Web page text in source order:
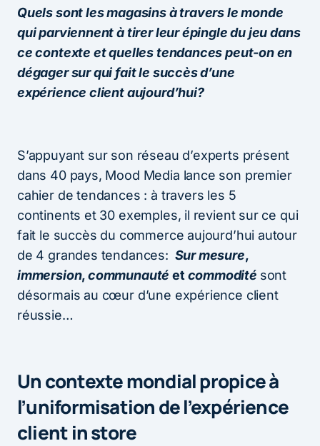
Quels sont les magasins à travers le monde
qui parviennent à tirer leur épingle du jeu dans
ce contexte et quelles tendances peut-on en
dégager sur qui fait le succès d’une
expérience client aujourd’hui?
S’appuyant sur son réseau d’experts présent
dans 40 pays, Mood Media lance son premier
cahier de tendances : à travers les 5
continents et 30 exemples, il revient sur ce qui
fait le succès du commerce aujourd’hui autour
de 4 grandes tendances: Sur mesure,
immersion,communauté et commodité sont
désormais au cœur d’une expérience client
réussie…
Un contexte mondial propice à
l’uniformisation de l’expérience
client in store